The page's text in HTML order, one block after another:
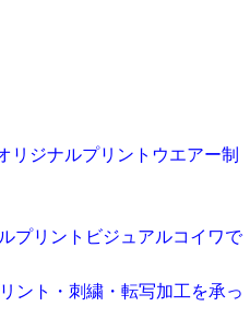
リジナルプリントウエアー制
プリントビジュアルコイワで
ント・刺繍・転写加工を承っ